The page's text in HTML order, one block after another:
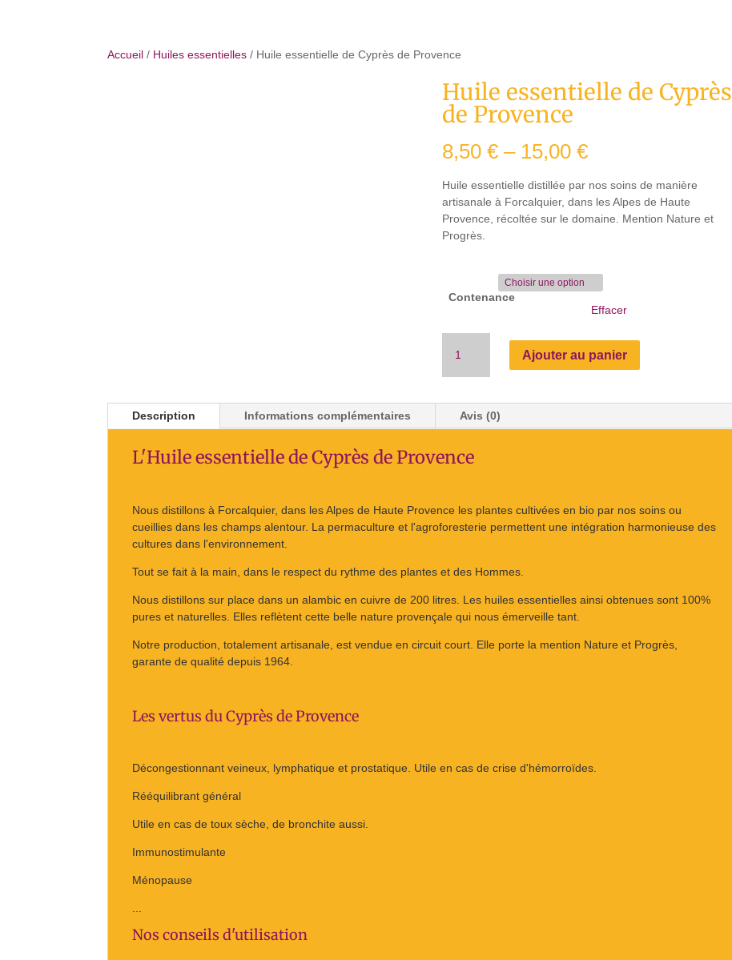
Accueil / Huiles essentielles / Huile essentielle de Cyprès de Provence
Huile essentielle de Cyprès
de Provence
8,50 €– 15,00 €
Huile essentielle distillée par nos soins de manière
artisanale à Forcalquier, dans les Alpes de Haute
Provence, récoltée sur le domaine. Mention Nature et
Progrès.
Contenance
Effacer
de
Provence
Ajouter au panier
Description Informations complémentaires Avis (0)
L'Huile essentielle de Cyprès de Provence
Nous distillons à Forcalquier, dans les Alpes de Haute Provence les plantes cultivées en bio par nos soins ou
cueillies dans les champs alentour. La permaculture et l'agroforesterie permettent une intégration harmonieuse des
cultures dans l'environnement.
Tout se fait à la main, dans le respect du rythme des plantes et des Hommes.
Nous distillons sur place dans un alambic en cuivre de 200 litres. Les huiles essentielles ainsi obtenues sont 100%
pures et naturelles. Elles reflètent cette belle nature provençale qui nous émerveille tant.
Notre production, totalement artisanale, est vendue en circuit court. Elle porte la mention Nature et Progrès,
garante de qualité depuis 1964.
Les vertus du Cyprès de Provence
Décongestionnant veineux, lymphatique et prostatique. Utile en cas de crise d'hémorroïdes.
Rééquilibrant général
Utile en cas de toux sèche, de bronchite aussi.
Immunostimulante
Ménopause
Nos conseils d'utilisation